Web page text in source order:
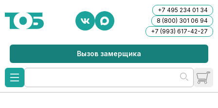
+7 495 234 01 34
8 (800) 301 06 94
+7 (993) 617-42-27
Вызов замерщика